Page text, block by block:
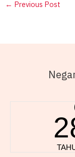
← Previous Post